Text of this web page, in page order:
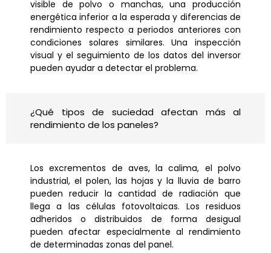
visible de polvo o manchas, una producción
energética inferior a la esperada y diferencias de
rendimiento respecto a periodos anteriores con
condiciones solares similares. Una inspección
visual y el seguimiento de los datos del inversor
pueden ayudar a detectar el problema.
¿Qué tipos de suciedad afectan más al
rendimiento de los paneles?
Los excrementos de aves, la calima, el polvo
industrial, el polen, las hojas y la lluvia de barro
pueden reducir la cantidad de radiación que
llega a las células fotovoltaicas. Los residuos
adheridos o distribuidos de forma desigual
pueden afectar especialmente al rendimiento
de determinadas zonas del panel.